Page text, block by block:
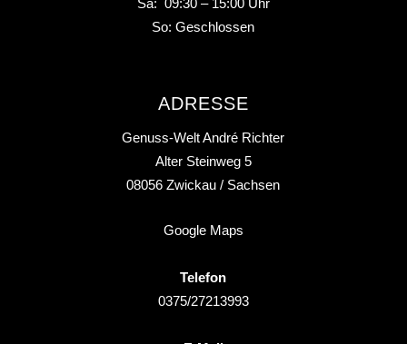
Sa: 09:30 – 15:00 Uhr
So: Geschlossen
ADRESSE
Genuss-Welt André Richter
Alter Steinweg 5
08056 Zwickau / Sachsen
Google Maps
Telefon
0375/27213993